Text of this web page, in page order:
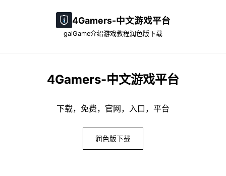
4Gamers-中文游戏平台
galGame介绍游戏教程润色版下载
4Gamers-中文游戏平台
下载，免费，官网，入口，平台
润色版下载